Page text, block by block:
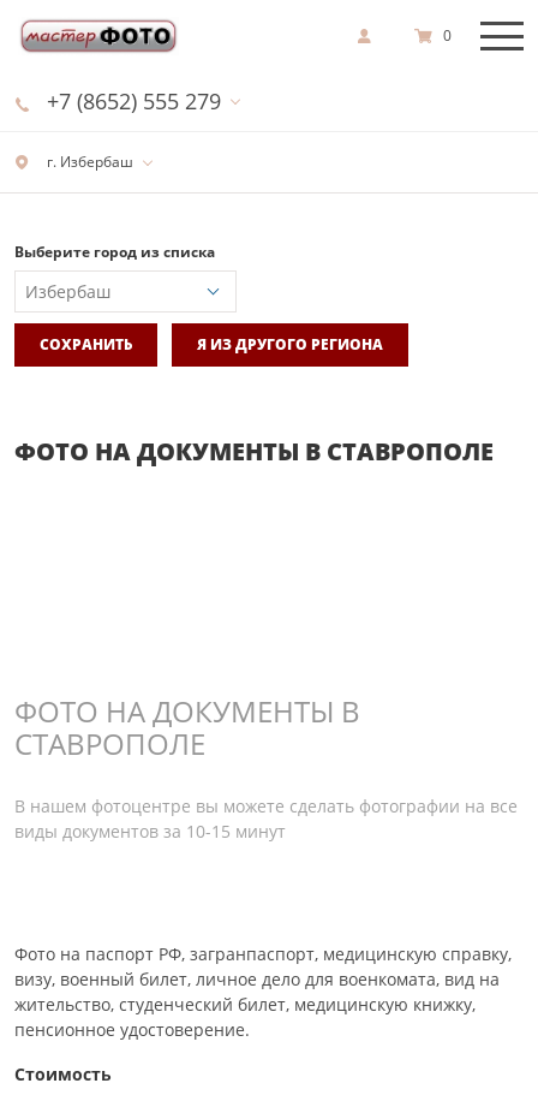
г. Избербаш
+7 (8652) 555 279
0
Выберите город из списка
СОХРАНИТЬ Я ИЗ ДРУГОГО РЕГИОНА
ФОТО НА ДОКУМЕНТЫ В СТАВРОПОЛЕ
ФОТО НА ДОКУМЕНТЫ В
СТАВРОПОЛЕ
В нашем фотоцентре вы можете сделать фотографии на все
виды документов за 10-15 минут
Фото на паспорт РФ, загранпаспорт, медицинскую справку,
визу, военный билет, личное дело для военкомата, вид на
жительство, студенческий билет, медицинскую книжку,
пенсионное удостоверение.
Стоимость